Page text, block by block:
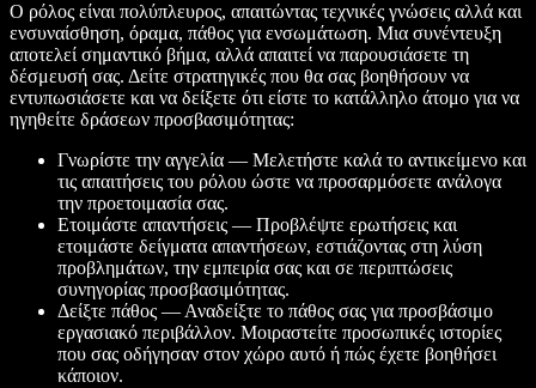
Ο ρόλος είναι πολύπλευρος, απαιτώντας τεχνικές γνώσεις αλλά και
ενσυναίσθηση, όραμα, πάθος για ενσωμάτωση. Μια συνέντευξη
αποτελεί σημαντικό βήμα, αλλά απαιτεί να παρουσιάσετε τη
δέσμευσή σας. Δείτε στρατηγικές που θα σας βοηθήσουν να
εντυπωσιάσετε και να δείξετε ότι είστε το κατάλληλο άτομο για να
ηγηθείτε δράσεων προσβασιμότητας:
Γνωρίστε την αγγελία — Μελετήστε καλά το αντικείμενο και
τις απαιτήσεις του ρόλου ώστε να προσαρμόσετε ανάλογα
την προετοιμασία σας.
Ετοιμάστε απαντήσεις — Προβλέψτε ερωτήσεις και
ετοιμάστε δείγματα απαντήσεων, εστιάζοντας στη λύση
προβλημάτων, την εμπειρία σας και σε περιπτώσεις
συνηγορίας προσβασιμότητας.
Δείξτε πάθος — Αναδείξτε το πάθος σας για προσβάσιμο
εργασιακό περιβάλλον. Μοιραστείτε προσωπικές ιστορίες
που σας οδήγησαν στον χώρο αυτό ή πώς έχετε βοηθήσει
κάποιον.